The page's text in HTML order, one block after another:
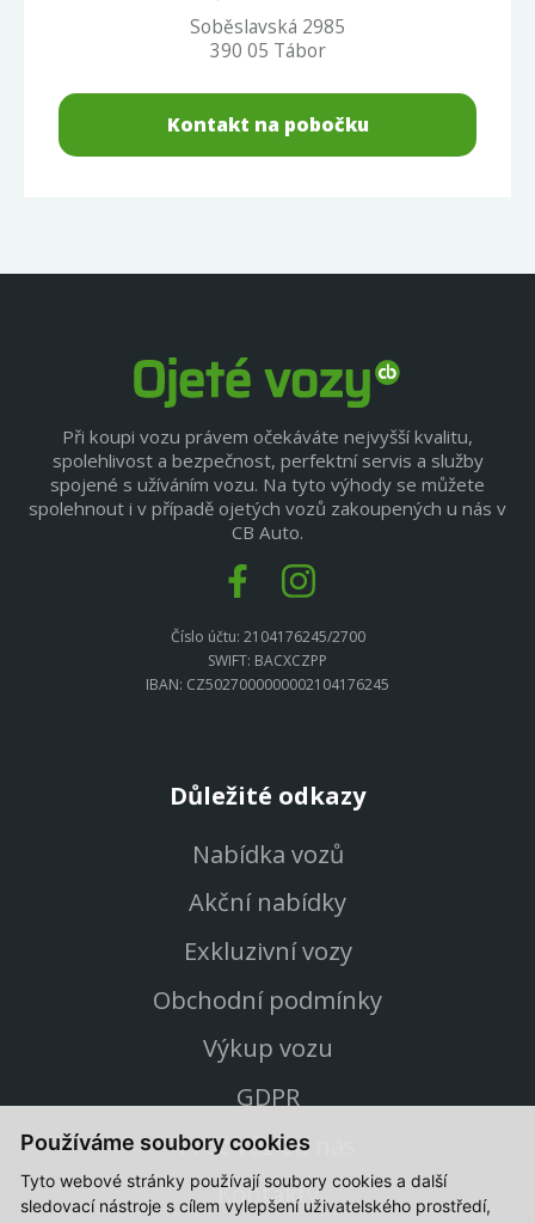
Používáme soubory cookies
Tyto webové stránky používají soubory cookies a další
sledovací nástroje s cílem vylepšení uživatelského prostředí,
Soběslavská 2985
390 05 Tábor
Kontakt na pobočku
Při koupi vozu právem očekáváte nejvyšší kvalitu,
spolehlivost a bezpečnost, perfektní servis a služby
spojené s užíváním vozu. Na tyto výhody se můžete
spolehnout i v případě ojetých vozů zakoupených u nás v
CB Auto.
Číslo účtu: 2104176245/2700
SWIFT: BACXCZPP
IBAN: CZ5027000000002104176245
Důležité odkazy
Nabídka vozů
Akční nabídky
Exkluzivní vozy
Obchodní podmínky
Výkup vozu
GDPR
Proč vůz od nás
Kontakty